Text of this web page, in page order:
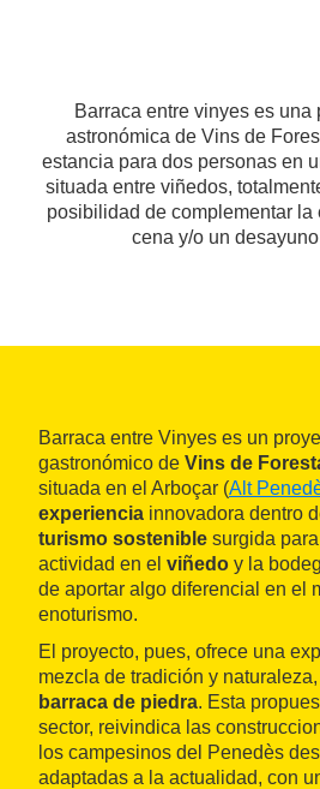
Barraca entre vinyes es una
astronómica de Vins de
estancia para dos personas en
situada entre viñedos,
posibilidad de complementar la
cena y/o un
Barraca entre Vinyes es un
gastronómico de Vins de
situada en el Arboçar (Alt
experiencia innovadora dentro
turismo sostenible surgida
actividad en el viñedo y la
de aportar algo diferencial en el
enoturismo.
El proyecto, pues, ofrece una
mezcla de tradición y
barraca de piedra. Esta
sector, reivindica las
los campesinos del Penedès
adaptadas a la actualidad, con